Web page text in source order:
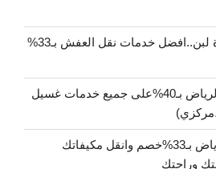
دينا نقل عفش حي ظهرة لبن..افضل خدمات نقل العفش بـ33%
شركة تنظيف مكيفات بالرياض بـ40%على جميع خدمات غسيل
نقل مكيفات سبليت بالرياض بـ33%خصم وانقل مكيفاتك